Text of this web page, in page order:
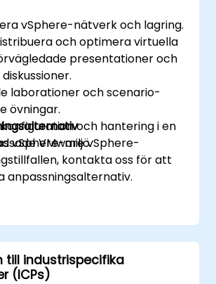
vSphere-nätverk och lagring.
och optimera virtuella
presentationer och
laborationer och scenario-
övningar.
och hantering i en
vSphere-miljö.
VMware vSphere-
kontakta oss för att
anpassningsalternativ.
till industrispecifika
(ICPs)